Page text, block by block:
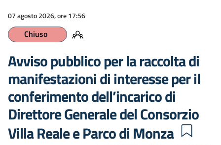
07 agosto 2026, ore 17:56
Chiuso
Avviso pubblico per la raccolta di
manifestazioni di interesse per il
conferimento dell’incarico di
Direttore Generale del Consorzio
Villa Reale e Parco di Monza